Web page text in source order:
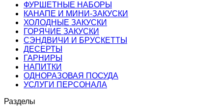
ФУРШЕТНЫЕ НАБОРЫ
КАНАПЕ И МИНИ-ЗАКУСКИ
ХОЛОДНЫЕ ЗАКУСКИ
ГОРЯЧИЕ ЗАКУСКИ
СЭНДВИЧИ И БРУСКЕТТЫ
ДЕСЕРТЫ
ГАРНИРЫ
НАПИТКИ
ОДНОРАЗОВАЯ ПОСУДА
УСЛУГИ ПЕРСОНАЛА
Разделы